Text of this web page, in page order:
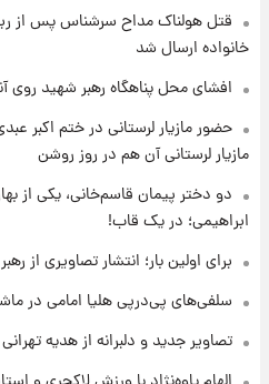
۱۹ ساعت پیش
۱۹ ساعت پیش
برای اولین
انقلاب/ویدیو
تصاویر
۲۲ ساعت پیش
افشای محل
تلویزیون/
قتل هولناک مداح سرشناس پس از
خانواده ارسال شد
افشای محل پناهگاه‌ رهبر شهید روی
حضور مازیار لرستانی در ختم اکبر
مازیار لرستانی آن هم در روز روشن
دو دختر پیمان قاسم‌خانی، یکی از
ابراهیمی؛ در یک قاب!
برای اولین بار؛ انتشار تصاویری از
سلفی‌های پی‌درپی هلیا امامی در
تصاویر جدید و دلبرانه از هدیه